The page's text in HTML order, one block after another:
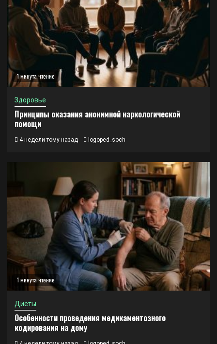
1 минута чтение
Здоровье
Принципы оказания анонимной наркологической
помощи
4 недели тому назад logoped_soch
1 минута чтение
Диеты
Особенности проведения медикаментозного
кодирования на дому